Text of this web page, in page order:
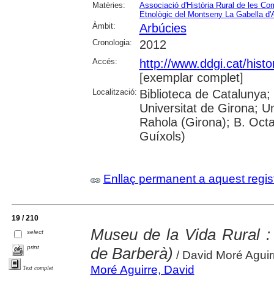
Matèries:
Associació d'Història Rural de les
Etnològic del Montseny La Gabella
Àmbit:
Arbúcies
Cronologia: 2012
Accés:
http://www.ddgi.cat/
[exemplar complet]
Localització: Biblioteca de
Universitat de Girona;
Rahola (Girona); B.
Guíxols)
Enllaç permanent a aquest
19 / 210
select
print
Text complet
Museu de la Vida Rural
de Barberà) / David Moré
Moré Aguirre, David